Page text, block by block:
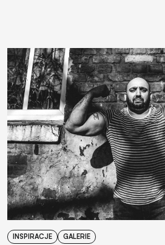
INSPIRACJE GALERIE